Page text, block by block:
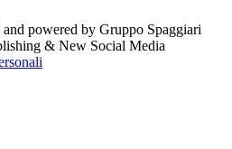
powered by Gruppo Spaggiari
& New Social Media